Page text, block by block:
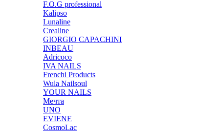
F.O.G professional
Kalipso
Lunaline
Crealine
GIORGIO CAPACHINI
INBEAU
Adricoco
IVA NAILS
Frenchi Products
Wula Nailsoul
YOUR NAILS
Мечта
UNO
EVIENE
CosmoLac